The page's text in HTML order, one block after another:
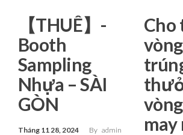
【THUÊ】-
Booth
Sampling
Nhựa – SÀI
GÒN
Tháng 11 28, 2024 By admin
Cho
may